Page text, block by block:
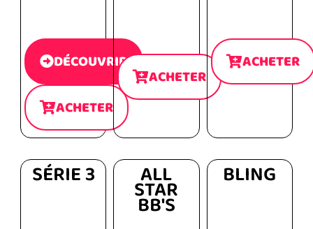
DÉCOUVRIR
ACHETER
ACHETER
ACHETER
SÉRIE 3 ALL
STAR
BB'S
BLING